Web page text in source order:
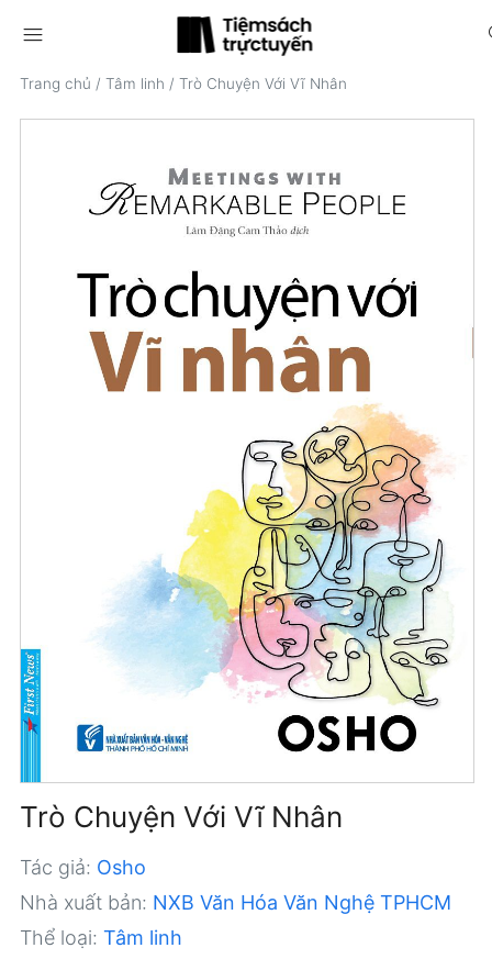
menu
Trang chủ / Tâm linh / Trò Chuyện Với Vĩ Nhân
Trò Chuyện Với Vĩ Nhân
Tác giả: Osho
Nhà xuất bản: NXB Văn Hóa Văn Nghệ TPHCM
Thể loại: Tâm linh